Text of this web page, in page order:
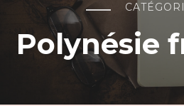
Polynésie